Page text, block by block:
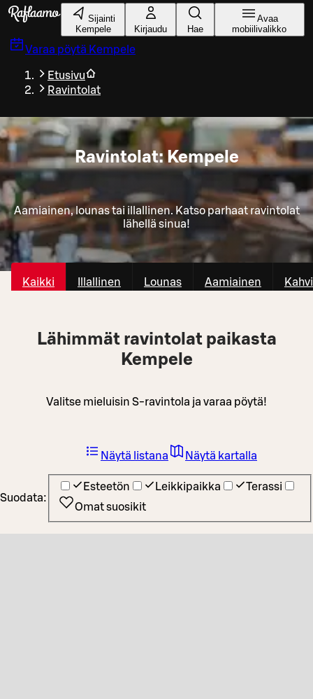
Siirry pääsisältöön
Sijainti
Kempele
Kirjaudu Hae
Avaa
mobiilivalikko
Varaa pöytä Kempele
Etusivu
Ravintolat
Ravintolat: Kempele
Aamiainen, lounas tai illallinen. Katso parhaat ravintolat
lähellä sinua!
Kaikki Illallinen Lounas Aamiainen
Lähimmät ravintolat paikasta
Kempele
Valitse mieluisin S-ravintola ja varaa pöytä!
Suodata:
Esteetön Leikkipaikka
Terassi
Omat suosikit
Näytä listana Näytä kartalla